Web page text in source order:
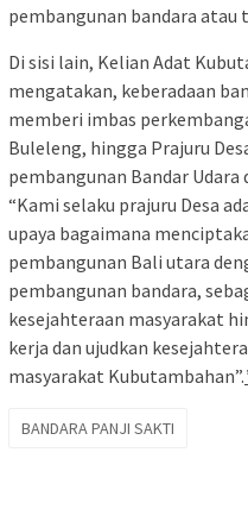
pembangunan bandara atau
Di sisi lain, Kelian Adat
mengatakan, keberadaan
memberi imbas
Buleleng, hingga Prajuru
pembangunan Bandar Udara
“Kami selaku prajuru Desa
upaya bagaimana
pembangunan Bali utara
pembangunan bandara,
kesejahteraan masyarakat
kerja dan ujudkan
masyarakat Kubutambahan”.
BANDARA PANJI SAKTI